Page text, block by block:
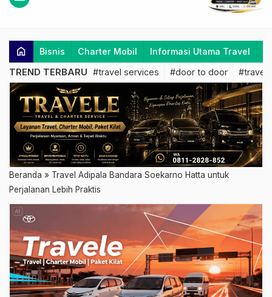
home Bisnis Charter Mobil Informasi Utama Travel
TREND TERBARU #travel services #door to door #travel
Beranda » Travel Adipala Bandara Soekarno Hatta untuk
Perjalanan Lebih Praktis